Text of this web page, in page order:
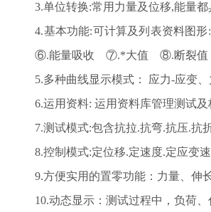
3.单位转换:常用力量及位移,能量都
4.基本功能:可计算及列表资料
⑥.能量吸收 ⑦.*大值 ⑧.断裂值
5.多种曲线显示模式： 应力-应变
6.运用资料: 运用资料库管理测试
7.测试模式:包含抗拉.抗弯.抗压.抗
8.控制模式:定位移.定速度.定应变
9.方便实用的置零功能：力量、伸
10.动态显示：测试过程中，负荷